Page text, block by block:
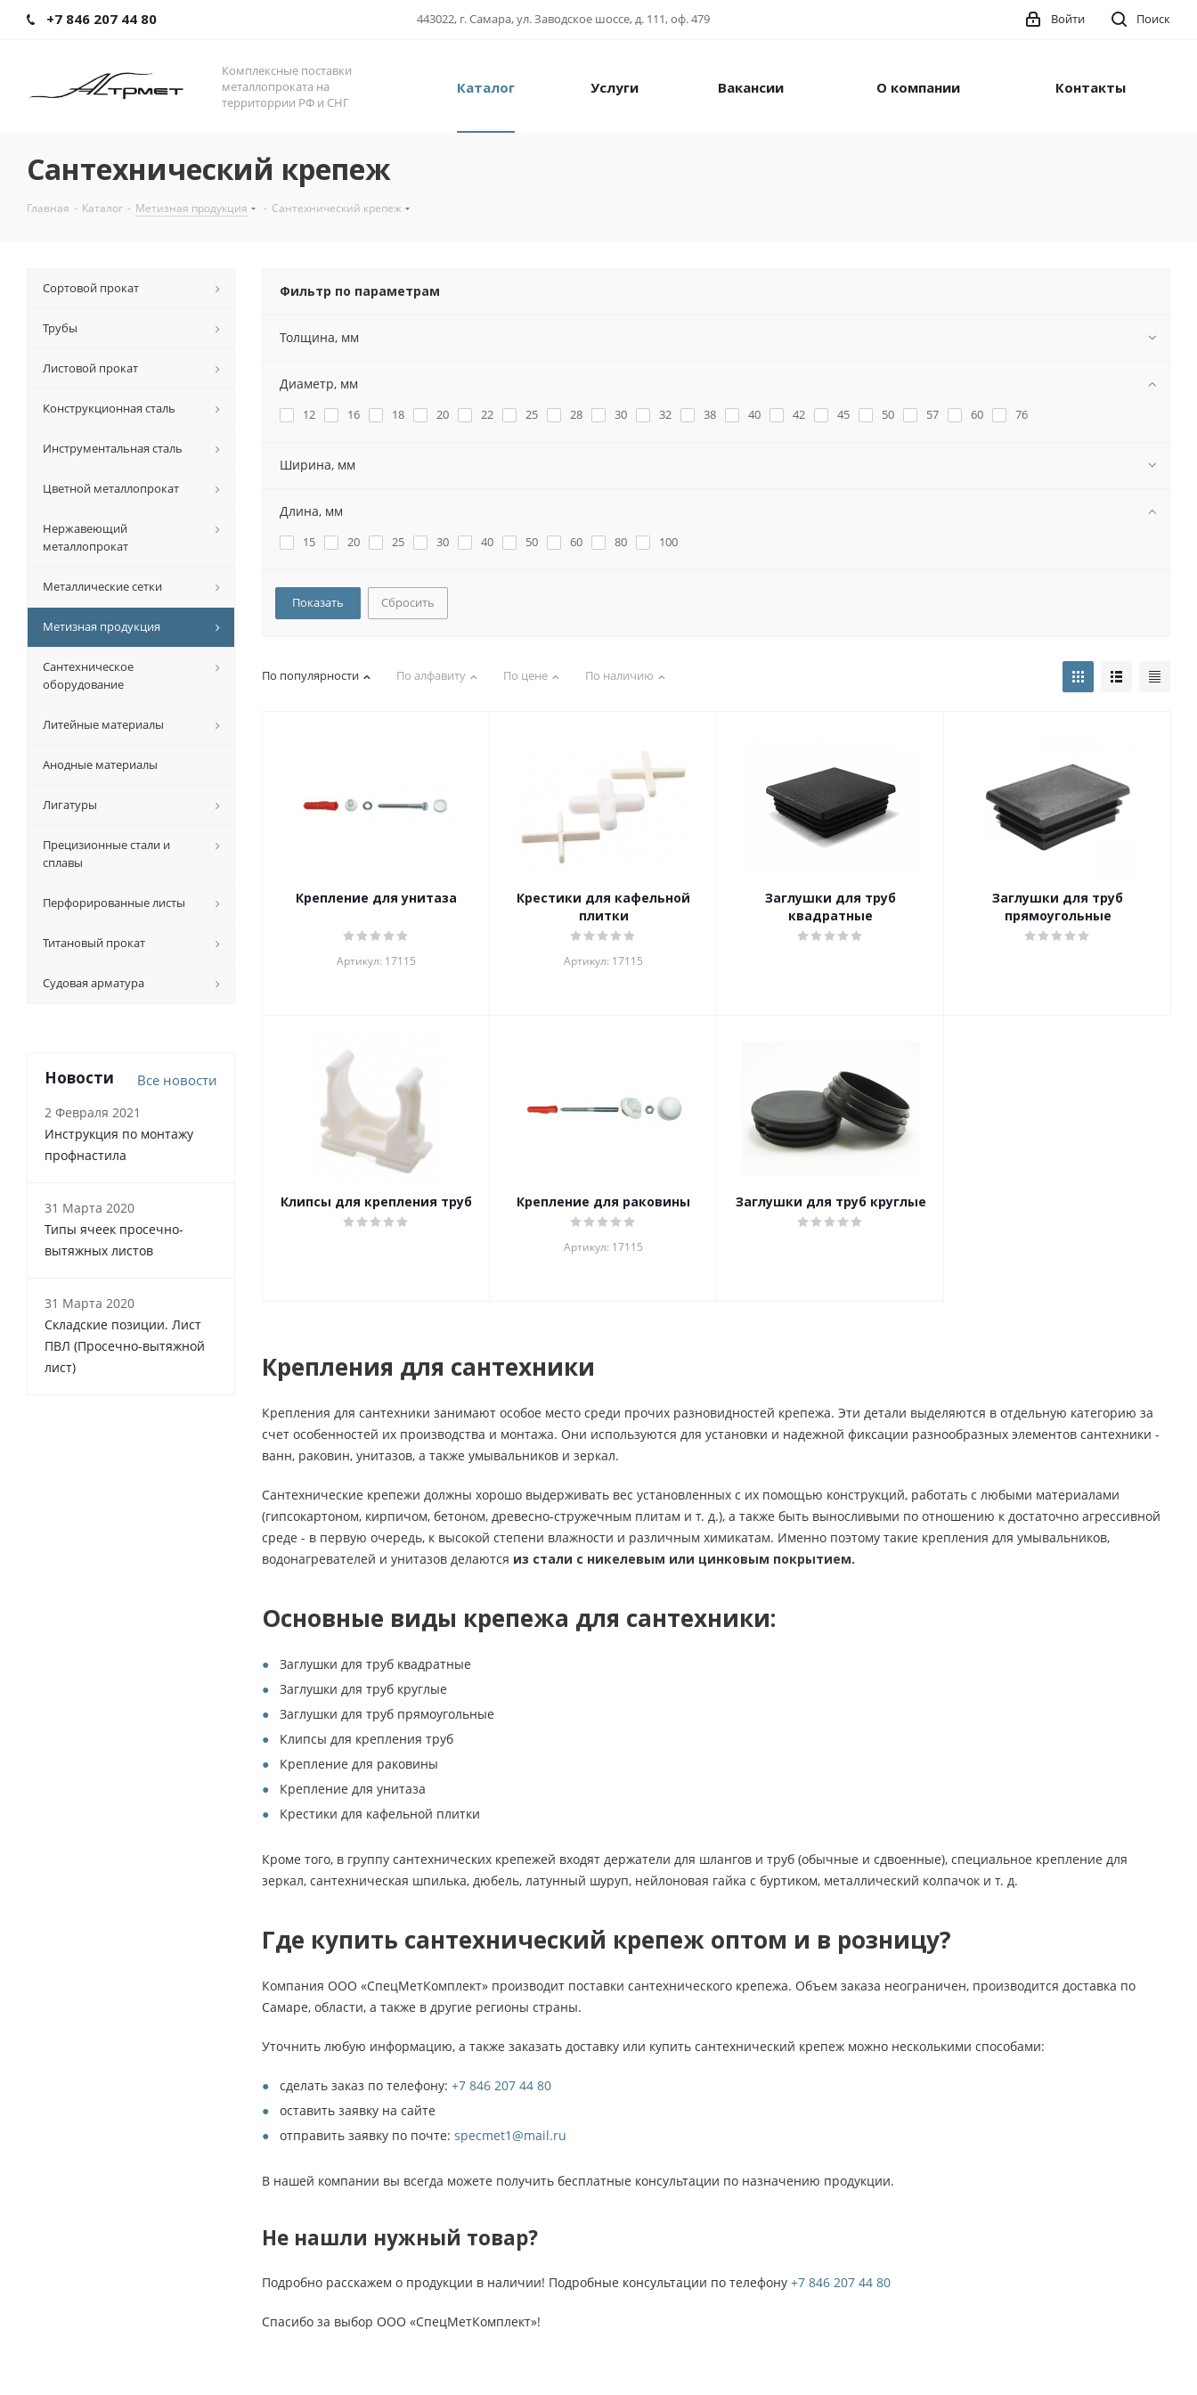
+7 846 207 44 80 443022, г. Самара, ул. Заводское шоссе, д. 111, оф. 479 Поиск
Войти
Комплексные поставки
металлопроката на
территоррии РФ и СНГ
Каталог Услуги Вакансии О компании Контакты
Сантехнический крепеж
Главная - Каталог - Метизная продукция - Сантехнический крепеж
Фильтр по параметрам
Толщина, мм
Диаметр, мм
12 16 18 20 22 25 28 30 32 38 40 42 45 50 57 60 76
Ширина, мм
Длина, мм
15 20 25 30 40 50 60 80 100
Сбросить
По популярности По алфавиту По цене По наличию
Крепление для унитаза
Артикул: 17115
Крестики для кафельной
плитки
Артикул: 17115
Заглушки для труб
квадратные
Заглушки для труб
прямоугольные
Клипсы для крепления труб Крепление для раковины
Артикул: 17115
Заглушки для труб круглые
Крепления для сантехники
Крепления для сантехники занимают особое место среди прочих разновидностей крепежа. Эти детали выделяются в отдельную категорию за
счет особенностей их производства и монтажа. Они используются для установки и надежной фиксации разнообразных элементов сантехники -
ванн, раковин, унитазов, а также умывальников и зеркал.
Сантехнические крепежи должны хорошо выдерживать вес установленных с их помощью конструкций, работать с любыми материалами
(гипсокартоном, кирпичом, бетоном, древесно-стружечным плитам и т. д.), а также быть выносливыми по отношению к достаточно агрессивной
среде - в первую очередь, к высокой степени влажности и различным химикатам. Именно поэтому такие крепления для умывальников,
водонагревателей и унитазов делаются из стали с никелевым или цинковым покрытием.
Основные виды крепежа для сантехники:
Заглушки для труб квадратные
Заглушки для труб круглые
Заглушки для труб прямоугольные
Клипсы для крепления труб
Крепление для раковины
Крепление для унитаза
Крестики для кафельной плитки
Кроме того, в группу сантехнических крепежей входят держатели для шлангов и труб (обычные и сдвоенные), специальное крепление для
зеркал, сантехническая шпилька, дюбель, латунный шуруп, нейлоновая гайка с буртиком, металлический колпачок и т. д.
Где купить cантехнический крепеж оптом и в розницу?
Компания ООО «СпецМетКомплект» производит поставки cантехнического крепежа. Объем заказа неограничен, производится доставка по
Самаре, области, а также в другие регионы страны.
Уточнить любую информацию, а также заказать доставку или купить cантехнический крепеж можно несколькими способами:
сделать заказ по телефону: +7 846 207 44 80
оставить заявку на сайте
отправить заявку по почте: specmet1@mail.ru
В нашей компании вы всегда можете получить бесплатные консультации по назначению продукции.
Не нашли нужный товар?
Подробно расскажем о продукции в наличии! Подробные консультации по телефону +7 846 207 44 80
Спасибо за выбор ООО «СпецМетКомплект»!
Сортовой прокат
Трубы
Листовой прокат
Конструкционная сталь
Инструментальная сталь
Цветной металлопрокат
Нержавеющий
металлопрокат
Металлические сетки
Метизная продукция
Сантехническое
оборудование
Литейные материалы
Анодные материалы
Лигатуры
Прецизионные стали и
сплавы
Перфорированные листы
Титановый прокат
Судовая арматура
Новости Все новости
2 Февраля 2021
Инструкция по монтажу
профнастила
31 Марта 2020
Типы ячеек просечно-
вытяжных листов
31 Марта 2020
Складские позиции. Лист
ПВЛ (Просечно-вытяжной
лист)